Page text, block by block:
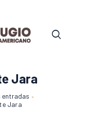
Jara
entradas
Jara